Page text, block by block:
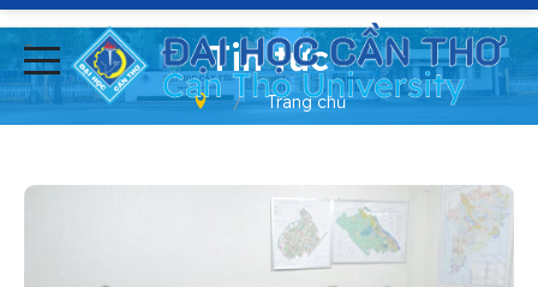
- Tin tức
Trang chủ